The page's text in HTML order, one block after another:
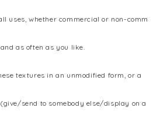
uses, whether commercial or non-comm
as often as you like.
textures in an unmodified form, or a
send to somebody else/display on a